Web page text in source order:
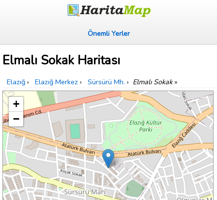
Önemli Yerler
Elmalı Sokak Haritası
Elazığ › Elazığ Merkez › Sürsürü Mh. › Elmalı Sokak»
+
−